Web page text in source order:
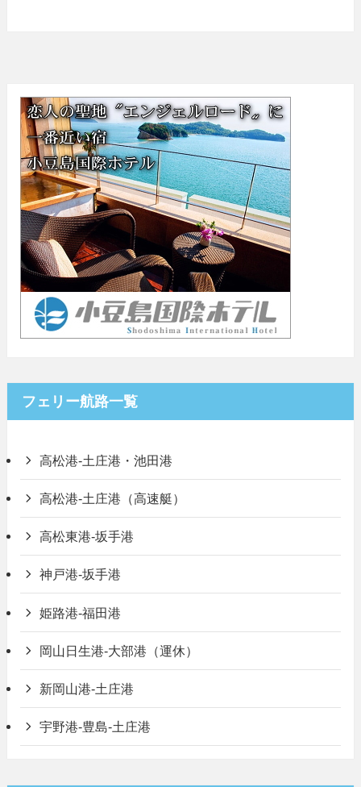
フェリー航路一覧
高松港-土庄港・池田港
高松港-土庄港（高速艇）
高松東港-坂手港
神戸港-坂手港
姫路港-福田港
岡山日生港-大部港（運休）
新岡山港-土庄港
宇野港-豊島-土庄港